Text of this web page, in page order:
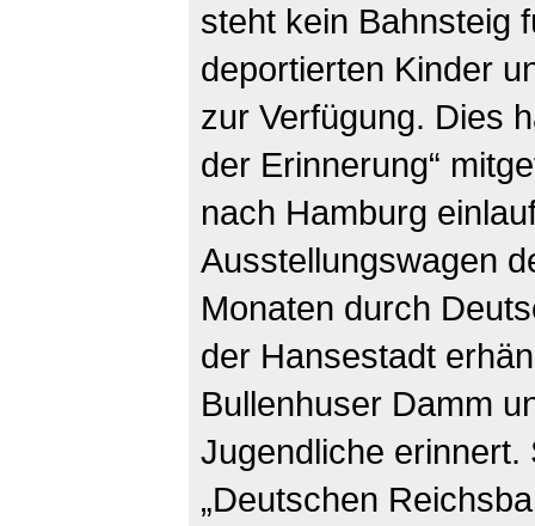
steht kein Bahnsteig
deportierten Kinder
zur Verfügung. Dies
der Erinnerung“
nach Hamburg
Ausstellungswagen
Monaten durch
der Hansestadt
Bullenhuser Damm
Jugendliche erinnert.
„Deutschen